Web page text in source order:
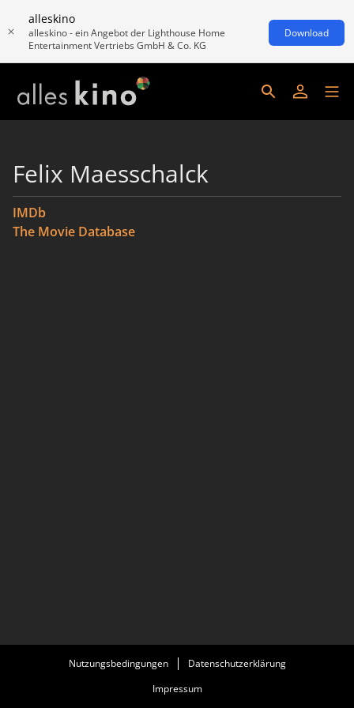
alleskino
alleskino - ein Angebot der Lighthouse Home
Entertainment Vertriebs GmbH & Co. KG
Download
Felix Maesschalck
IMDb
The Movie Database
Nutzungsbedingungen
Datenschutzerklärung
Impressum